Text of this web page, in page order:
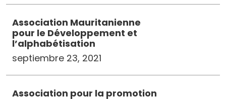
Association Mauritanienne
pour le Développement et
l’alphabétisation
septiembre 23, 2021
Association pour la promotion